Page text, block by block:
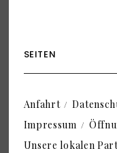
SEITEN
Anfahrt
Impressum
Unsere lokalen